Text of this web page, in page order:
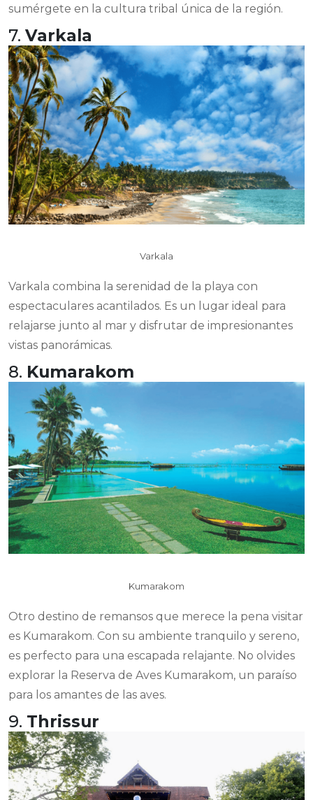
sumérgete en la cultura tribal única de la región.
7. Varkala
Varkala
Varkala combina la serenidad de la playa con
espectaculares acantilados. Es un lugar ideal para
relajarse junto al mar y disfrutar de impresionantes
vistas panorámicas.
8. Kumarakom
Kumarakom
Otro destino de remansos que merece la pena visitar
es Kumarakom. Con su ambiente tranquilo y sereno,
es perfecto para una escapada relajante. No olvides
explorar la Reserva de Aves Kumarakom, un paraíso
para los amantes de las aves.
9. Thrissur